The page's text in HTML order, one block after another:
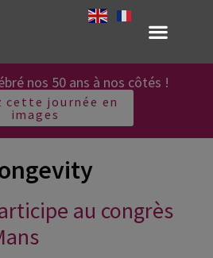
nos 50 ans à nos côtés !
cette journée en
images
au congrès